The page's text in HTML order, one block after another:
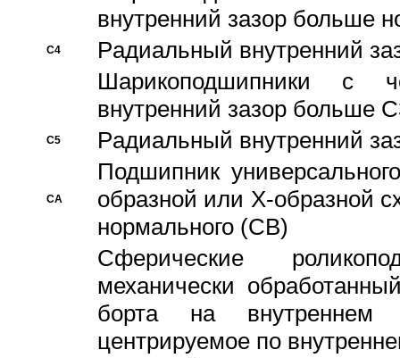
внутренний зазор больше
C4
Pадиальный внутренний
Шарикоподшипники с
внутренний зазор больше
C5 Pадиальный внутренний
CA
Подшипник
образной или Х-образной
нормального (CB)
Сферические
механически
борта на внутреннем
центрируемое по